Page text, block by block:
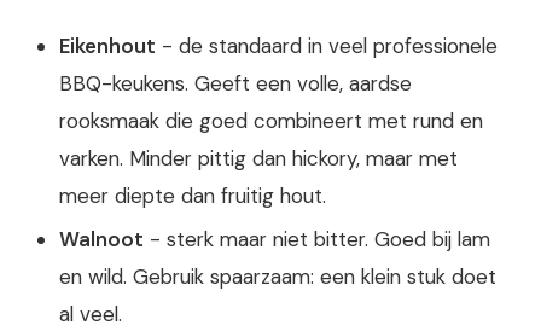
Eikenhout - de standaard in veel professionele
BBQ-keukens. Geeft een volle, aardse
rooksmaak die goed combineert met rund en
varken. Minder pittig dan hickory, maar met
meer diepte dan fruitig hout.
Walnoot - sterk maar niet bitter. Goed bij lam
en wild. Gebruik spaarzaam: een klein stuk doet
al veel.